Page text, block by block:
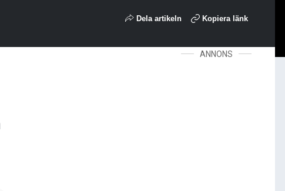
Dela artikeln Kopiera länk
ANNONS